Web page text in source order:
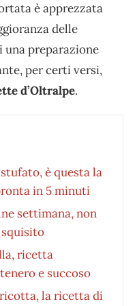
è apprezzata
delle
preparazione
per certi versi,
d’Oltralpe.
è questa la
in 5 minuti
settimana, non
ricetta
e succoso
la ricetta di